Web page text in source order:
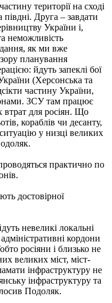
території на сході
Друга – завдати
України і,
неможливість
як ми вже
планування
йдуть запеклі бої
(Херсонська та
частину України,
ЗСУ там працює
втрат для росіян. Що
кораблів чи десанту,
у низці великих
практично по
достовірної
невеликі локальні
кордони
росіяни і близько не
великих міст, міст-
інфраструктуру не
інфраструктуру та
Подоляк.